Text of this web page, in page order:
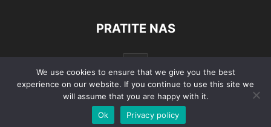
PRATITE NAS
© Autopress - Sva prava pridržana.
We use cookies to ensure that we give you the best
experience on our website. If you continue to use this site we
will assume that you are happy with it.
Ok
Privacy policy